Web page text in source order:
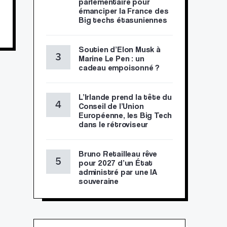
émanciper la France des
Big techs étasuniennes
Soutien d’Elon Musk à
Marine Le Pen : un
cadeau empoisonné ?
L’Irlande prend la tête du
Conseil de l’Union
Européenne, les Big Tech
dans le rétroviseur
Bruno Retailleau rêve
pour 2027 d’un État
administré par une IA
souveraine